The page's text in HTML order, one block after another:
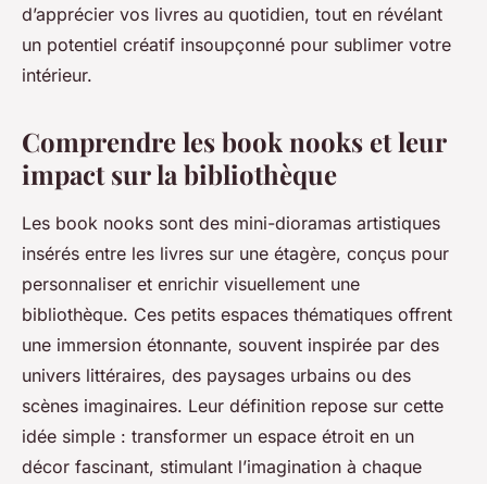
d’apprécier vos livres au quotidien, tout en révélant
un potentiel créatif insoupçonné pour sublimer votre
intérieur.
Comprendre les book nooks et leur
impact sur la bibliothèque
Les book nooks sont des mini-dioramas artistiques
insérés entre les livres sur une étagère, conçus pour
personnaliser et enrichir visuellement une
bibliothèque. Ces petits espaces thématiques offrent
une immersion étonnante, souvent inspirée par des
univers littéraires, des paysages urbains ou des
scènes imaginaires. Leur définition repose sur cette
idée simple : transformer un espace étroit en un
décor fascinant, stimulant l’imagination à chaque